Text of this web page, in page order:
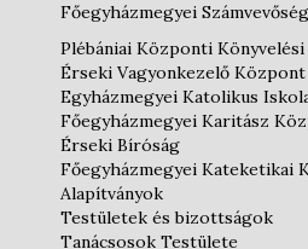
Főegyházmegyei Számvevőség
Plébániai Központi
Érseki Vagyonkezelő Központ
Egyházmegyei Katolikus
Főegyházmegyei Karitász
Érseki Bíróság
Főegyházmegyei Kateketikai
Alapítványok
Testületek és bizottságok
Tanácsosok Testülete